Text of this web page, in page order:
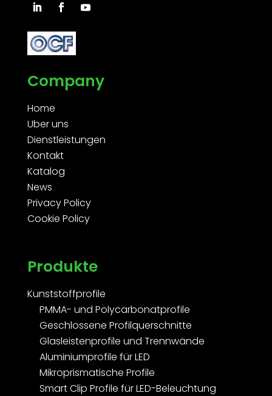
Company
Home
Uber uns
Dienstleistungen
Kontakt
Katalog
News
Privacy Policy
Cookie Policy
Produkte
Kunststoffprofile
PMMA- und Polycarbonatprofile
Geschlossene Profilquerschnitte
Glasleistenprofile und Trennwände
Aluminiumprofile für LED
Mikroprismatische Profile
Smart Clip Profile für LED-Beleuchtung